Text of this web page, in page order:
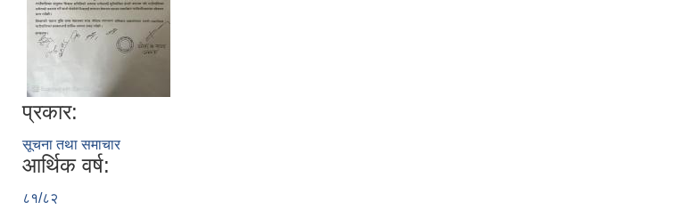
प्रकार:
सूचना तथा समाचार
आर्थिक वर्ष:
८१/८२